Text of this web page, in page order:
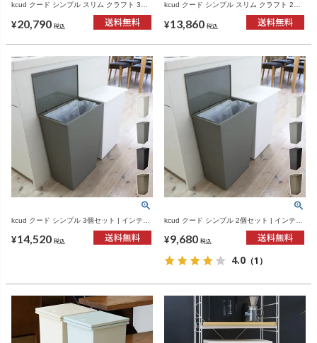
kcud クード シンプル スリム クラフト 3個
セット | インテリア雑貨・ゴミ箱
¥20,790 税込
kcud クード シンプル スリム クラフト 2個
セット | インテリア雑貨・ゴミ箱
¥13,860 税込
kcud クード シンプル 3個セット | インテリ
¥14,520 税込
kcud クード シンプル 2個セット | インテリ
¥9,680 税込
4.0 （1）